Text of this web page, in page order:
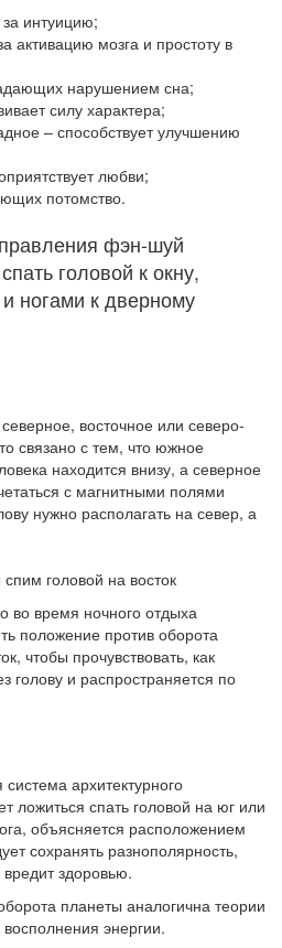
интуицию;
активацию мозга и простоту в
нарушением сна;
силу характера;
– способствует улучшению
любви;
потомство.
фэн-шуй
головой к окну,
ногами к дверному
восточное или северо-
связано с тем, что южное
находится внизу, а северное
с магнитными полями
нужно располагать на север, а
во время ночного отдыха
положение против оборота
чтобы прочувствовать, как
голову и распространяется по
архитектурного
ложиться спать головой на юг или
объясняется расположением
сохранять разнополярность,
здоровью.
планеты аналогична теории
энергии.